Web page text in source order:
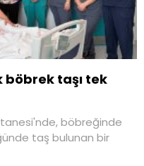
böbrek taşı tek
böbreğinde
taş bulunan bir